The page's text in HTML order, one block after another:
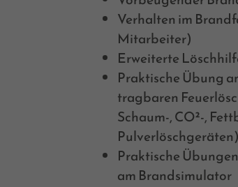
Verhalten im
Mitarbeiter)
Erweiterte
Praktische Übung
tragbaren
Schaum-, CO²-,
Pulverlöschgeräten)
Praktische
am Brandsimulator